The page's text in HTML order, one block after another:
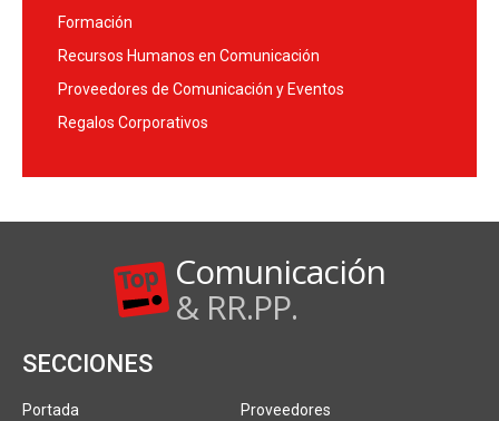
Formación
Recursos Humanos en Comunicación
Proveedores de Comunicación y Eventos
Regalos Corporativos
Comunicación
& RR.PP.
SECCIONES
Portada
Proveedores